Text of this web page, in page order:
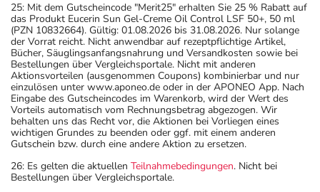
25: Mit dem Gutscheincode "Merit25" erhalten Sie 25 % Rabatt auf
das Produkt Eucerin Sun Gel-Creme Oil Control LSF 50+, 50 ml
(PZN 10832664). Gültig: 01.08.2026 bis 31.08.2026. Nur solange
der Vorrat reicht. Nicht anwendbar auf rezeptpflichtige Artikel,
Bücher, Säuglingsanfangsnahrung und Versandkosten sowie bei
Bestellungen über Vergleichsportale. Nicht mit anderen
Aktionsvorteilen (ausgenommen Coupons) kombinierbar und nur
einzulösen unter www.aponeo.de oder in der APONEO App. Nach
Eingabe des Gutscheincodes im Warenkorb, wird der Wert des
Vorteils automatisch vom Rechnungsbetrag abgezogen. Wir
behalten uns das Recht vor, die Aktionen bei Vorliegen eines
wichtigen Grundes zu beenden oder ggf. mit einem anderen
Gutschein bzw. durch eine andere Aktion zu ersetzen.
26: Es gelten die aktuellen Teilnahmebedingungen. Nicht bei
Bestellungen über Vergleichsportale.